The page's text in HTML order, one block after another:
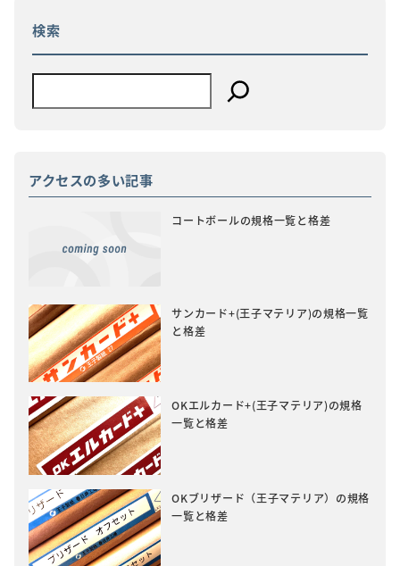
検索
アクセスの多い記事
コートボールの規格一覧と格差
サンカード+(王子マテリア)の規格一覧
と格差
OKエルカード+(王子マテリア)の規格
一覧と格差
OKブリザード（王子マテリア）の規格
一覧と格差